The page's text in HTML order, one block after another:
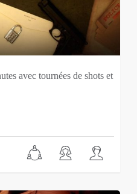
avec tournées de shots et